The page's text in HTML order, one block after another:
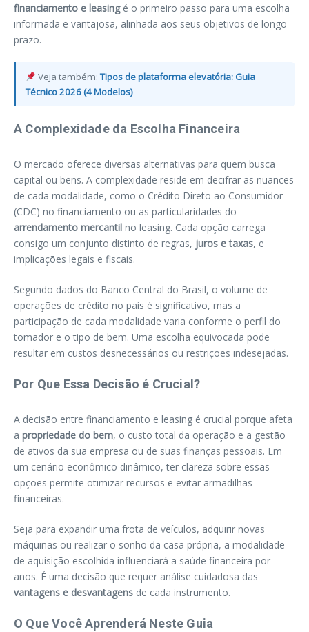
financiamento e leasingé o primeiro passo para uma escolha
informada e vantajosa, alinhada aos seus objetivos de longo
prazo.
Veja também:Tipos de plataforma elevatória: Guia
Técnico 2026 (4 Modelos)
A Complexidade da Escolha Financeira
O mercado oferece diversas alternativas para quem busca
capital ou bens. A complexidade reside em decifrar as nuances
de cada modalidade, como o Crédito Direto ao Consumidor
(CDC) no financiamento ou as particularidades do
arrendamento mercantil no leasing. Cada opção carrega
consigo um conjunto distinto de regras, juros e taxas, e
implicações legais e fiscais.
Segundo dados do Banco Central do Brasil, o volume de
operações de crédito no país é significativo, mas a
participação de cada modalidade varia conforme o perfil do
tomador e o tipo de bem. Uma escolha equivocada pode
resultar em custos desnecessários ou restrições indesejadas.
Por Que Essa Decisão é Crucial?
A decisão entre financiamento e leasing é crucial porque afeta
a propriedade do bem, o custo total da operação e a gestão
de ativos da sua empresa ou de suas finanças pessoais. Em
um cenário econômico dinâmico, ter clareza sobre essas
opções permite otimizar recursos e evitar armadilhas
financeiras.
Seja para expandir uma frota de veículos, adquirir novas
máquinas ou realizar o sonho da casa própria, a modalidade
de aquisição escolhida influenciará a saúde financeira por
anos. É uma decisão que requer análise cuidadosa das
vantagens e desvantagens de cada instrumento.
O Que Você Aprenderá Neste Guia